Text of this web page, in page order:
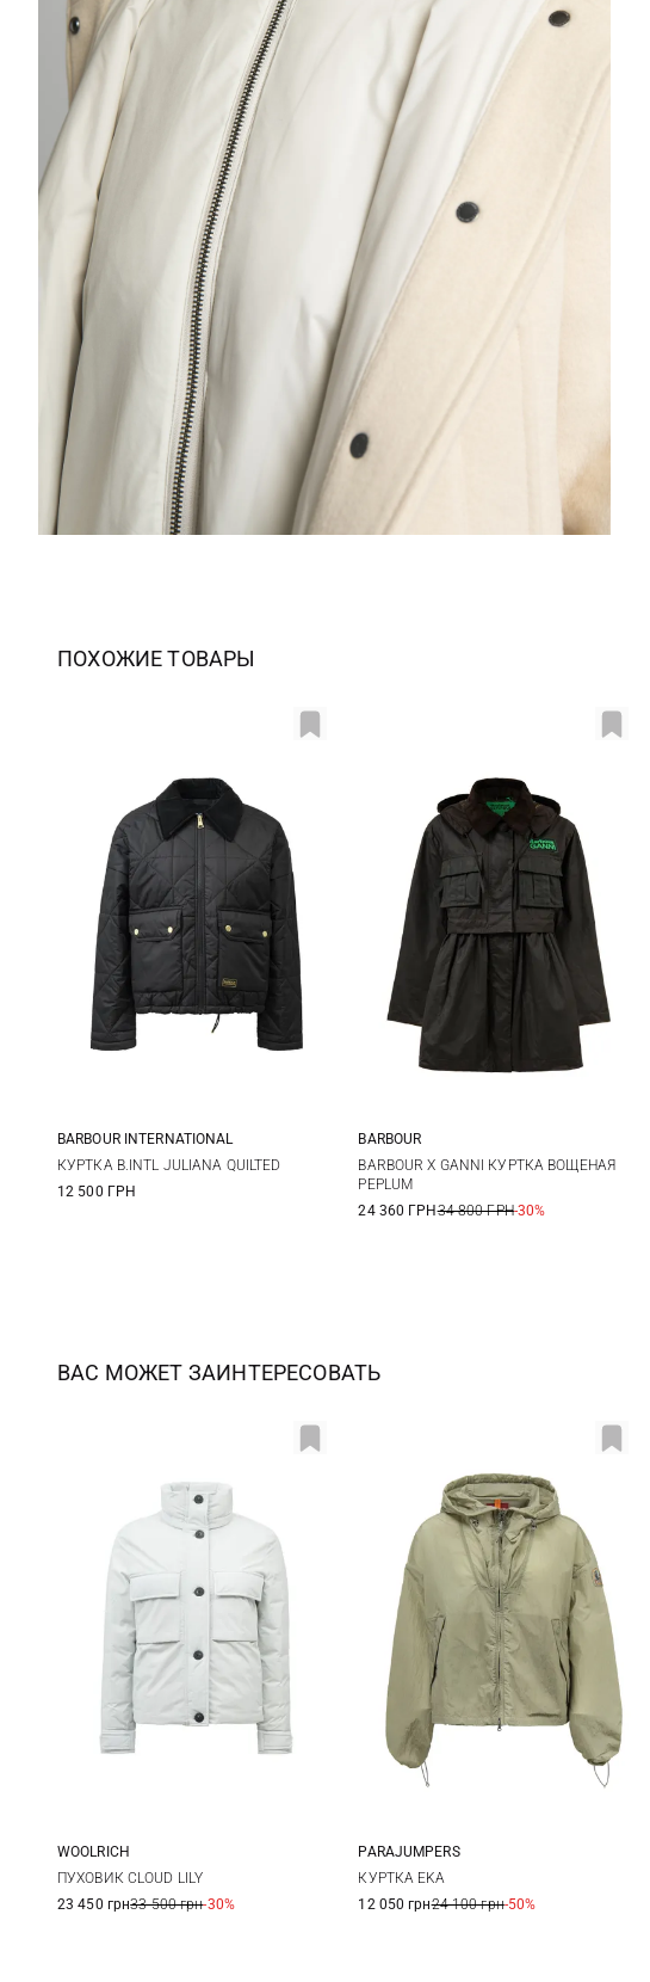
ПОХОЖИЕ ТОВАРЫ
8 10 12
BARBOUR INTERNATIONAL
КУРТКА B.INTL JULIANA QUILTED
12 500 ГРН
6 8 10 12
BARBOUR
BARBOUR X GANNI КУРТКА ВОЩЕНАЯ
PEPLUM
24 360 ГРН34 800 ГРН-30%
ВАС МОЖЕТ ЗАИНТЕРЕСОВАТЬ
S M
WOOLRICH
ПУХОВИК CLOUD LILY
23 450 грн33 500 грн-30%
XS
PARAJUMPERS
КУРТКА EKA
12 050 грн24 100 грн-50%